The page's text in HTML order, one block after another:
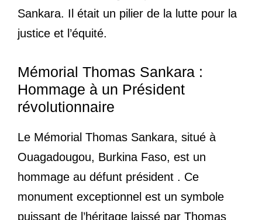
Sankara. Il était un pilier de la lutte pour la
justice et l’équité.
Mémorial Thomas Sankara :
Hommage à un Président
révolutionnaire
Le Mémorial Thomas Sankara, situé à
Ouagadougou, Burkina Faso, est un
hommage au défunt président . Ce
monument exceptionnel est un symbole
puissant de l’héritage laissé par Thomas